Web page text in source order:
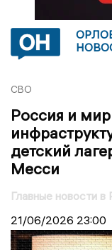
СВО
Россия и
детский
Месси
Главные новости
21/06/2026 23:00